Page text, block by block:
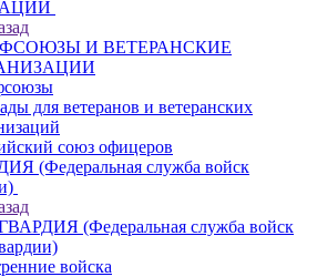
И ВЕТЕРАНСКИЕ
для ветеранов и ветеранских
союз офицеров
(Федеральная служба войск
(Федеральная служба войск
войска